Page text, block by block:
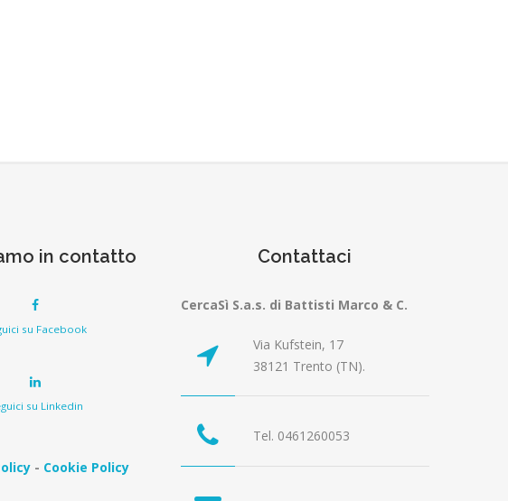
in contatto
su Facebook
su Linkedin
- Cookie Policy
Contattaci
CercaSì S.a.s. di Battisti Marco & C.
Via Kufstein, 17
38121 Trento (TN).
Tel. 0461260053